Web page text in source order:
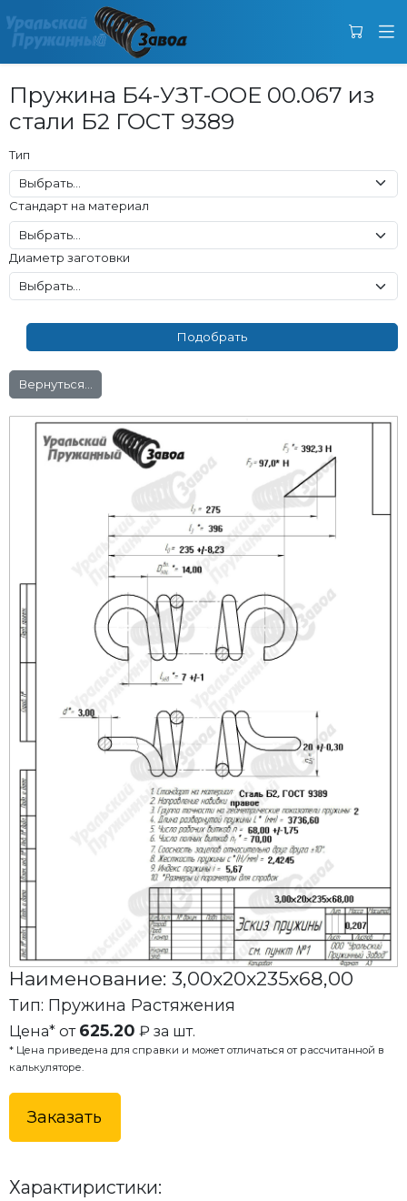
Пружина Б4-УЗТ-ООЕ 00.067 из
стали Б2 ГОСТ 9389
Тип
Стандарт на материал
Диаметр заготовки
Вернуться...
Наименование: 3,00x20x235x68,00
Тип: Пружина Растяжения
Цена* от 625.20 ₽ за шт.
* Цена приведена для справки и может отличаться от рассчитанной в
калькуляторе.
Заказать
Характиристики: